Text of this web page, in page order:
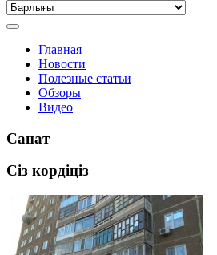
Главная
Новости
Полезные статьи
Обзоры
Видео
Санат
Сіз көрдіңіз